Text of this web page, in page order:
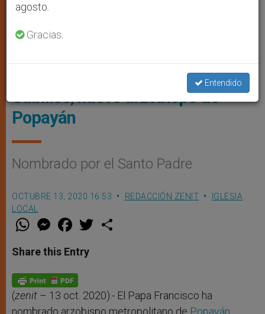
Mons. Omar Alberto Sánchez Cubillos (C) Conferencia Episcopal De
Colombia: Mons. Sánchez
Cubillos, nuevo arzobispo de
Popayán
Nombrado por el Santo Padre
OCTUBRE 13, 2020 16:53 REDACCIÓN ZENIT
IGLESIA
LOCAL
W
t
s
p
p
M
e
s
e
g
e
r
F
a
e
b
o
k
w
Share this Entry
(zenit – 13 oct. 2020).- El Papa Francisco ha
nombrado arzobispo metropolitano de Popayán,
agosto.
Gracias.
Entendido